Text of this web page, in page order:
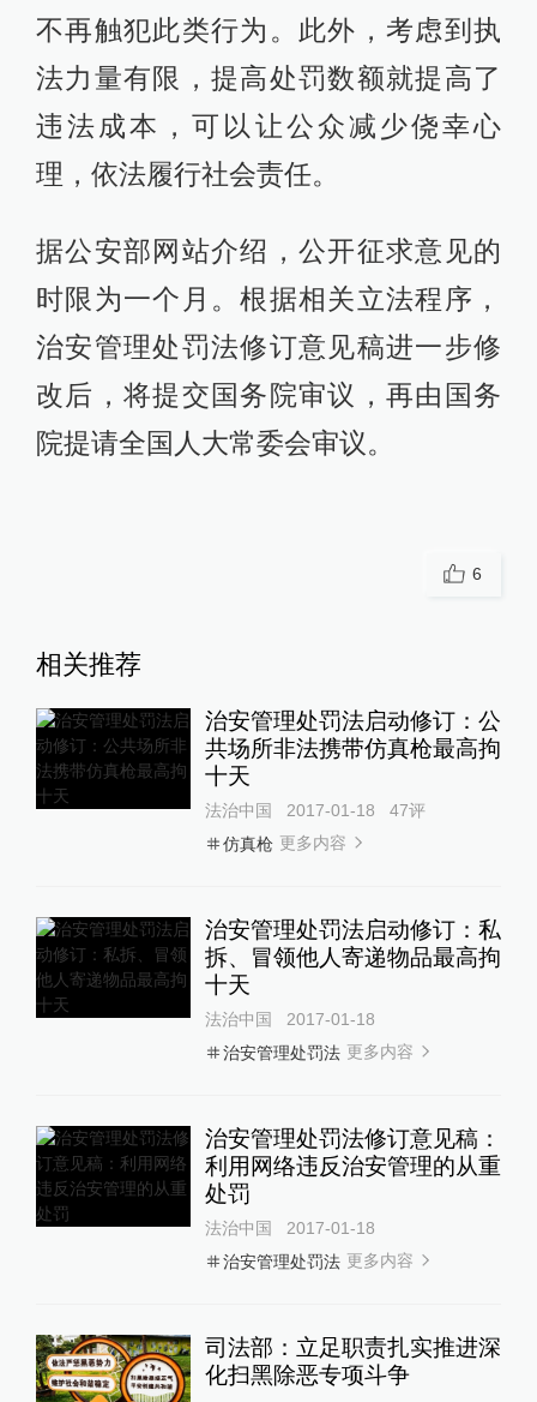
不再触犯此类行为。此外，考虑到执
法力量有限，提高处罚数额就提高了
违法成本，可以让公众减少侥幸心
理，依法履行社会责任。
据公安部网站介绍，公开征求意见的
时限为一个月。根据相关立法程序，
治安管理处罚法修订意见稿进一步修
改后，将提交国务院审议，再由国务
院提请全国人大常委会审议。
6
相关推荐
治安管理处罚法启动修订：公
共场所非法携带仿真枪最高拘
十天
法治中国 2017-01-18 47评
仿真枪 更多内容
治安管理处罚法启动修订：私
拆、冒领他人寄递物品最高拘
十天
法治中国
2017-01-18
治安管理处罚法 更多内容
治安管理处罚法修订意见稿：
利用网络违反治安管理的从重
处罚
法治中国
2017-01-18
治安管理处罚法 更多内容
司法部：立足职责扎实推进深
化扫黑除恶专项斗争